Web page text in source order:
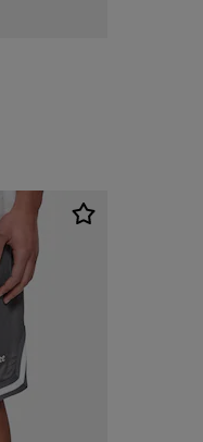
29,99 EUR